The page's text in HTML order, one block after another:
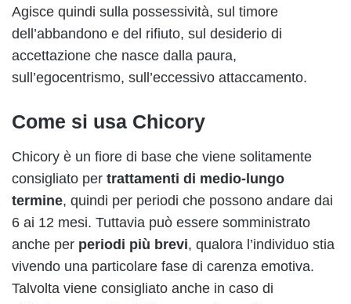
Agisce quindi sulla possessività, sul timore
dell’abbandono e del rifiuto, sul desiderio di
accettazione che nasce dalla paura,
sull’egocentrismo, sull’eccessivo attaccamento.
Come si usa Chicory
Chicory è un fiore di base che viene solitamente
consigliato per trattamenti di medio-lungo
termine, quindi per periodi che possono andare dai
6 ai 12 mesi. Tuttavia può essere somministrato
anche per periodi più brevi, qualora l’individuo stia
vivendo una particolare fase di carenza emotiva.
Talvolta viene consigliato anche in caso di